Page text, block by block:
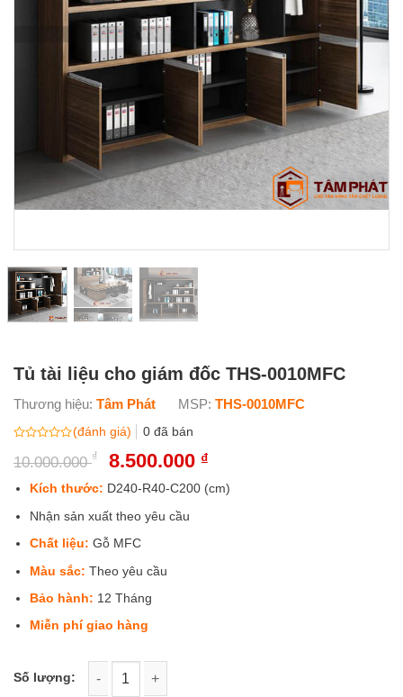
Tủ tài liệu cho giám đốc THS-0010MFC
Thương hiệu: Tâm Phát MSP: THS-0010MFC
xếp
(đánh giá) 0đã bán
10.000.000₫
Giá
gốc
là:
8.500.000 ₫Giá
tại
Kích thước: D240-R40-C200 (cm)
Nhận sản xuất theo yêu cầu
Chất liệu: Gỗ MFC
Màu sắc: Theo yêu cầu
Bảo hành: 12 Tháng
Miễn phí giao hàng